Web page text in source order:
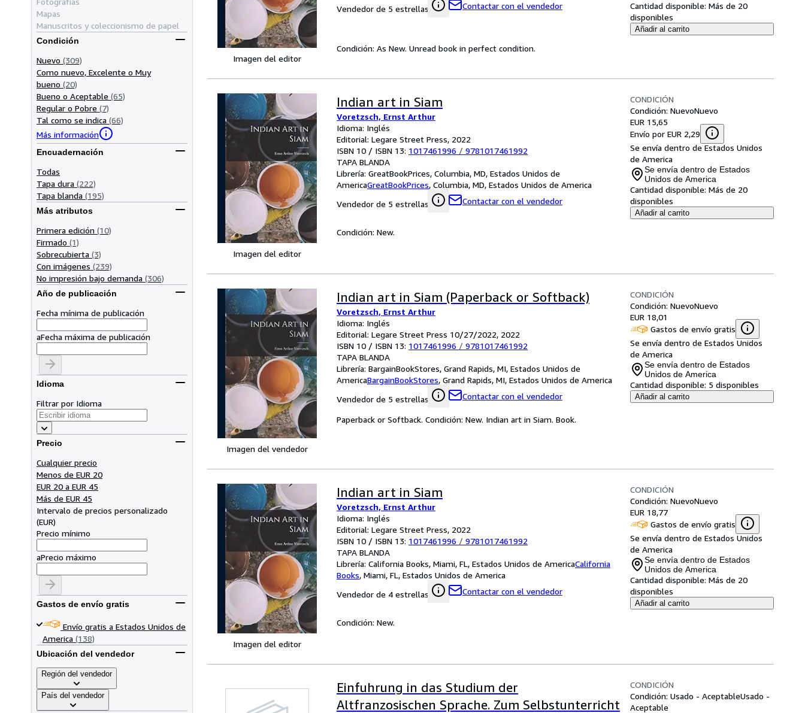
Mapas
Manuscritos y coleccionismo de papel
Condición
Nuevo (309)
Como nuevo, Excelente o Muy
bueno (20)
Bueno o Aceptable (65)
Regular o Pobre (7)
Tal como se indica (66)
Más información
Encuadernación
Todas
Tapa dura (222)
Tapa blanda (195)
Más atributos
Primera edición (10)
Firmado (1)
Sobrecubierta (3)
Con imágenes (239)
No impresión bajo demanda (306)
Año de publicación
Fecha mínima de publicación
aFecha máxima de publicación
Idioma
Filtrar por Idioma
Precio
Cualquier precio
Menos de EUR 20
EUR 20 a EUR 45
Más de EUR 45
Intervalo de precios personalizado
(EUR)
Precio mínimo
aPrecio máximo
Gastos de envío gratis
Envío gratis a Estados Unidos de
America (138)
Ubicación del vendedor
Región del vendedor
País del vendedor
Imagen del editor
Vendedor de 5 estrellas
Contactar con el vendedor Cantidad disponible: Más de 20
disponibles
Añadir al carrito
Condición: As New. Unread book in perfect condition.
Imagen del editor
Indian art in Siam
Voretzsch, Ernst Arthur
Idioma: Inglés
Editorial: Legare Street Press, 2022
ISBN 10 / ISBN 13: 1017461996 / 9781017461992
TAPA BLANDA
Librería: GreatBookPrices, Columbia, MD, Estados Unidos de
AmericaGreatBookPrices, Columbia, MD, Estados Unidos de America
Vendedor de 5 estrellas
Contactar con el vendedor
CONDICIÓN
Condición: NuevoNuevo
EUR 15,65
Envío por EUR 2,29
Se envía dentro de Estados Unidos
de America
Se envía dentro de Estados
Unidos de America
Cantidad disponible: Más de 20
disponibles
Añadir al carrito
Condición: New.
Imagen del vendedor
Indian art in Siam (Paperback or Softback)
Voretzsch, Ernst Arthur
Idioma: Inglés
Editorial: Legare Street Press 10/27/2022, 2022
ISBN 10 / ISBN 13: 1017461996 / 9781017461992
TAPA BLANDA
Librería: BargainBookStores, Grand Rapids, MI, Estados Unidos de
AmericaBargainBookStores, Grand Rapids, MI, Estados Unidos de America
Vendedor de 5 estrellas
Contactar con el vendedor
CONDICIÓN
Condición: NuevoNuevo
EUR 18,01
Gastos de envío gratis
Se envía dentro de Estados Unidos
de America
Se envía dentro de Estados
Unidos de America
Cantidad disponible: 5 disponibles
Añadir al carrito
Paperback or Softback. Condición: New. Indian art in Siam. Book.
Imagen del editor
Indian art in Siam
Voretzsch, Ernst Arthur
Idioma: Inglés
Editorial: Legare Street Press, 2022
ISBN 10 / ISBN 13: 1017461996 / 9781017461992
TAPA BLANDA
Librería: California Books, Miami, FL, Estados Unidos de AmericaCalifornia
Books, Miami, FL, Estados Unidos de America
Vendedor de 4 estrellas
Contactar con el vendedor
CONDICIÓN
Condición: NuevoNuevo
EUR 18,77
Gastos de envío gratis
Se envía dentro de Estados Unidos
de America
Se envía dentro de Estados
Unidos de America
Cantidad disponible: Más de 20
disponibles
Añadir al carrito
Condición: New.
Einfuhrung in das Studium der
Altfranzosischen Sprache. Zum Selbstunterricht
CONDICIÓN
Condición: Usado - AceptableUsado -
Aceptable